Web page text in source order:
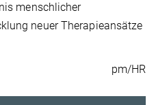
menschlicher
neuer Therapieansätze
pm/HR